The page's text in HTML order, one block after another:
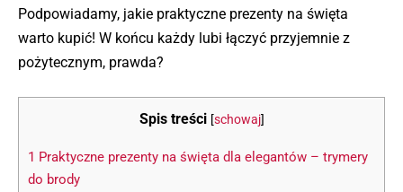
Podpowiadamy, jakie praktyczne prezenty na święta
warto kupić! W końcu każdy lubi łączyć przyjemnie z
pożytecznym, prawda?
Spis treści [schowaj]
1 Praktyczne prezenty na święta dla elegantów – trymery
do brody